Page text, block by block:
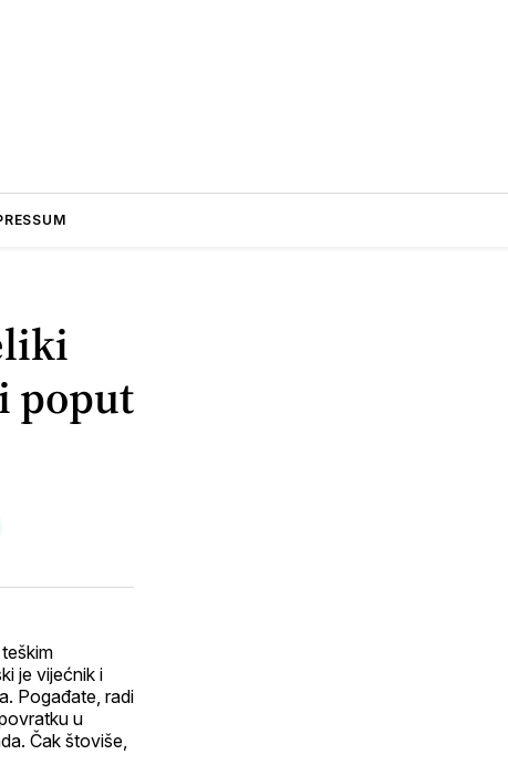
poput
je vijećnik i
Pogađate, radi
u
Čak štoviše,